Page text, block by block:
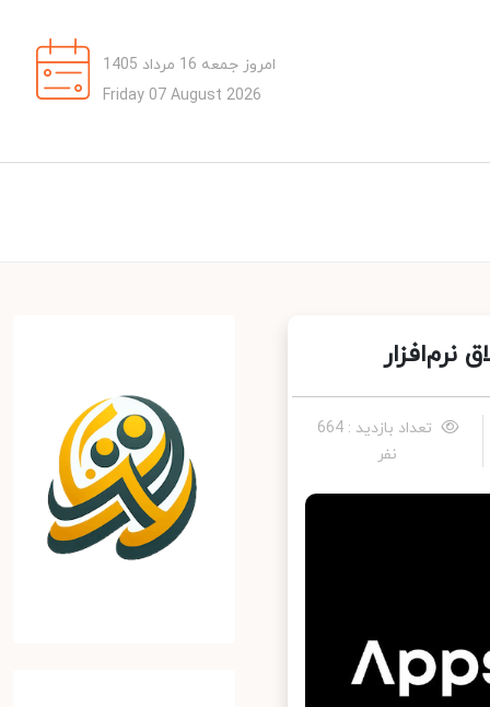
امروز جمعه 16 مرداد 1405
Friday 07 August 2026
تعداد بازدید : 664
نفر